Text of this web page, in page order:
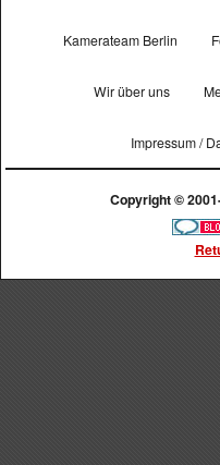
Kamerateam Berlin
Wir über uns
Impressum /
Copyright ©